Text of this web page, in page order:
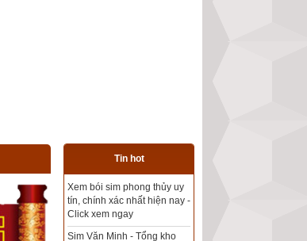
Tin hot
Tổng kho sim phong thủy -
Sim hợp tuổi - Sim hợp